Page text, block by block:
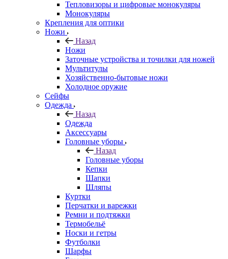
Тепловизоры и цифровые монокуляры
Монокуляры
Крепления для оптики
Ножи
Назад
Ножи
Заточные устройства и точилки для ножей
Мультитулы
Хозяйственно-бытовые ножи
Холодное оружие
Сейфы
Одежда
Назад
Одежда
Аксессуары
Головные уборы
Назад
Головные уборы
Кепки
Шапки
Шляпы
Куртки
Перчатки и варежки
Ремни и подтяжки
Термобельё
Носки и гетры
Футболки
Шарфы